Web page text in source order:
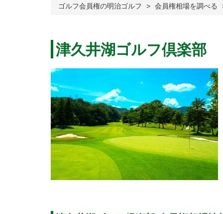
ゴルフ会員権の明治ゴルフ 会員権相場を調べる
津久井湖ゴルフ倶楽部